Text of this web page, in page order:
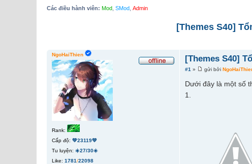
Các điều hành viên: Mod SMod Admin
[Themes S40]
[Themes S40]
#1 » gửi bởi
Dưới đây là một số
1.
NgoHaiThien
Rank:
Cấp độ: 💚23119💚
Tu luyện: ☀️27/30☀️
Like: 1781/22098